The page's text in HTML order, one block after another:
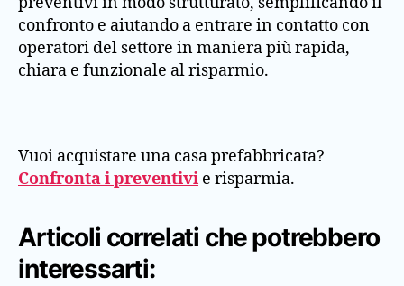
confronto e aiutando a entrare in contatto con
operatori del settore in maniera più rapida,
chiara e funzionale al risparmio.
Vuoi acquistare una casa prefabbricata?
Confronta i preventivi e risparmia.
Articoli correlati che potrebbero
interessarti: